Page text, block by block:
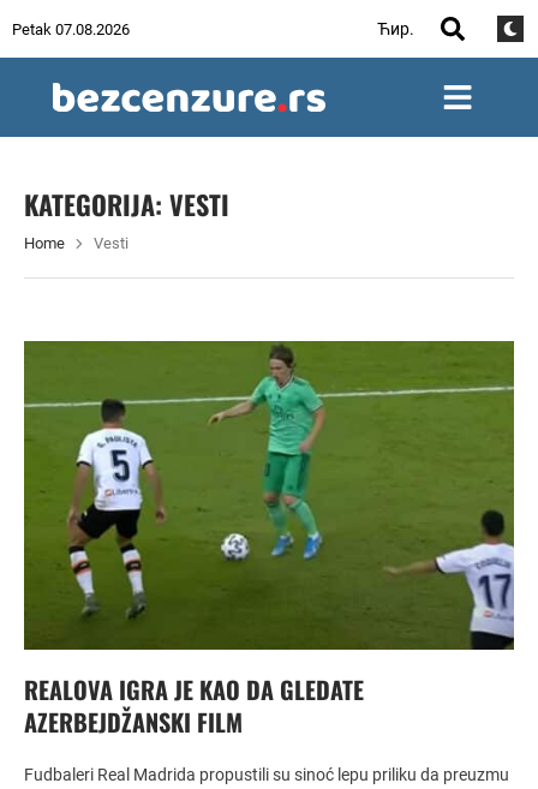
Petak 07.08.2026 Ћир.
KATEGORIJA: VESTI
Home Vesti
REALOVA IGRA JE KAO DA GLEDATE
AZERBEJDŽANSKI FILM
Fudbaleri Real Madrida propustili su sinoć lepu priliku da preuzmu